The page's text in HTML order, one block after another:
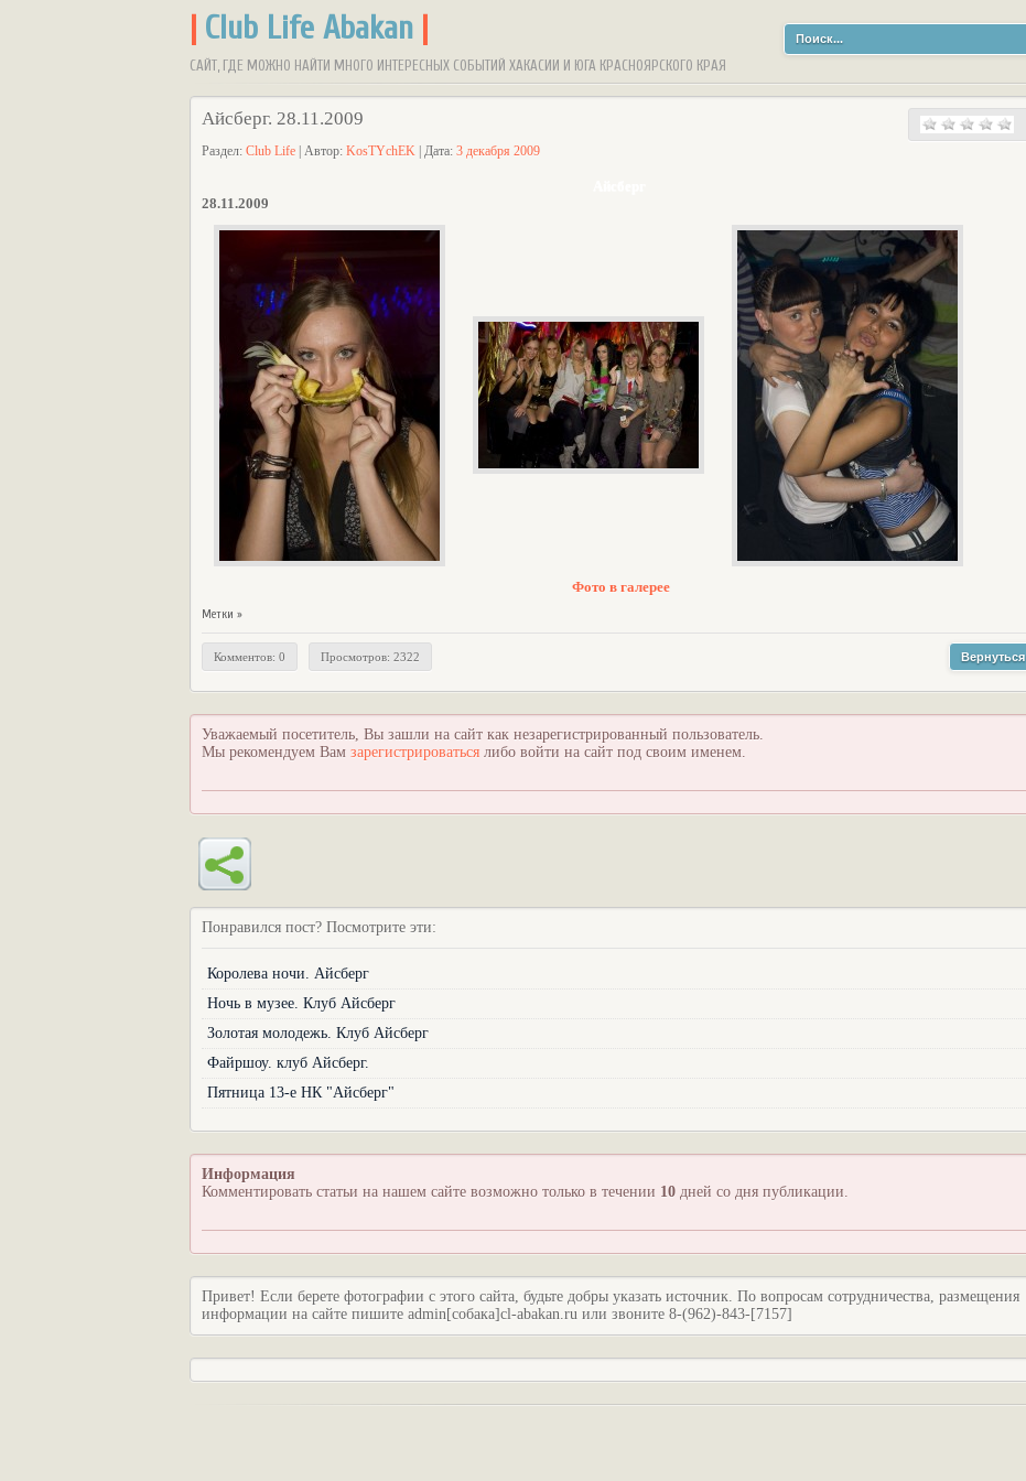
Club Life Abakan
САЙТ, ГДЕ МОЖНО НАЙТИ МНОГО ИНТЕРЕСНЫХ СОБЫТИЙ ХАКАСИИ И ЮГА КРАСНОЯРСКОГО КРАЯ
Айсберг. 28.11.2009
Раздел: Club Life | Автор: KosTYchEK | Дата: 3 декабря 2009
28.11.2009
Фото в галерее
Метки »
Комментов: 0 Просмотров: 2322 Вернуться
Уважаемый посетитель, Вы зашли на сайт как незарегистрированный пользователь.
Мы рекомендуем Вам зарегистрироваться либо войти на сайт под своим именем.
Понравился пост? Посмотрите эти:
Королева ночи. Айсберг
Ночь в музее. Клуб Айсберг
Золотая молодежь. Клуб Айсберг
Файршоу. клуб Айсберг.
Пятница 13-е НК "Айсберг"
Информация
Комментировать статьи на нашем сайте возможно только в течении 10 дней со дня публикации.
Привет! Если берете фотографии с этого сайта, будьте добры указать источник. По вопросам сотрудничества, размещения
информации на сайте пишите admin[собака]cl-abakan.ru или звоните 8-(962)-843-[7157]